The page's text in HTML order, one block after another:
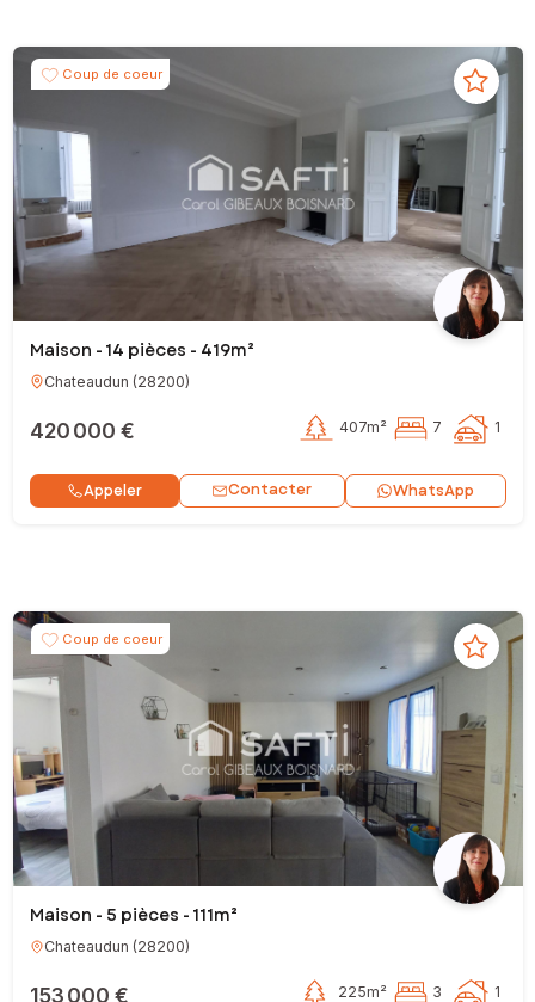
Coup de coeur
Maison - 14 pièces - 419m²
Chateaudun (28200)
420 000 € 407m² 7 1
Appeler Contacter WhatsApp
Coup de coeur
Maison - 5 pièces - 111m²
Chateaudun (28200)
153 000 € 225m² 3 1